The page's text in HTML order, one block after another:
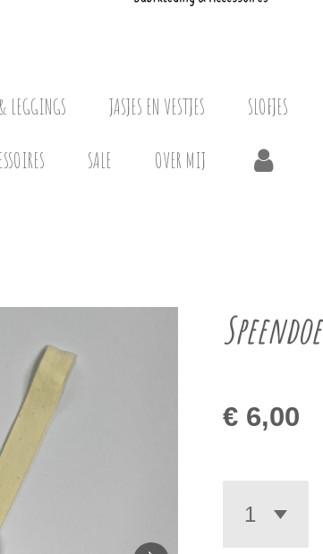
LEGGINGS JASJES EN VESTJES SLOFJES
SALE OVER MIJ
€ 6,00